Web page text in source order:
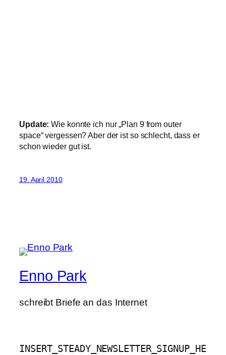
Update: Wie konnte ich nur „Plan 9 from outer
space“ vergessen? Aber der ist so schlecht, dass er
schon wieder gut ist.
19. April 2010
Enno Park
schreibt Briefe an das Internet
INSERT_STEADY_NEWSLETTER_SIGNUP_HE